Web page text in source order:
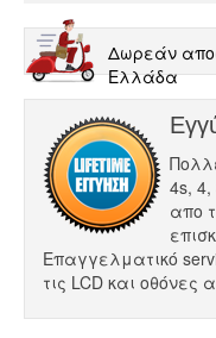
Δωρεάν
Ελλάδα
4s,
απο
Επαγγελματικό
τις LCD και οθόνες